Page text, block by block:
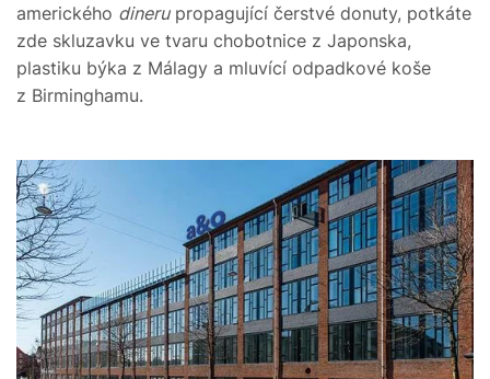
amerického dinerupropagující čerstvé donuty, potkáte
zde skluzavku ve tvaru chobotnice z Japonska,
plastiku býka z Málagy a mluvící odpadkové koše
z Birminghamu.